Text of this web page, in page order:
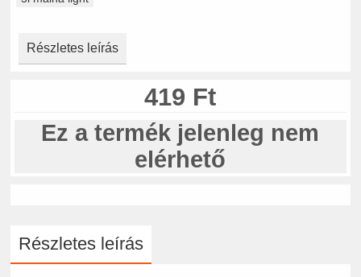
Részletes leírás
419 Ft
Ez a termék jelenleg nem
elérhető
Részletes leírás